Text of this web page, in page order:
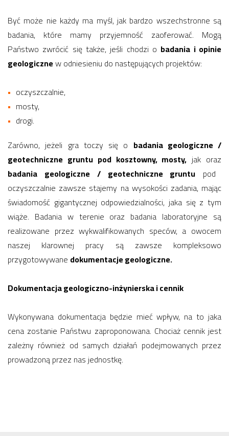
Być może nie każdy ma myśl, jak bardzo wszechstronne są
badania, które mamy przyjemność zaoferować. Mogą
Państwo zwrócić się także, jeśli chodzi o badania i opinie
geologicznew odniesieniu do następujących projektów:
oczyszczalnie,
mosty,
drogi.
Zarówno, jeżeli gra toczy się o badania geologiczne /
geotechniczne gruntu pod kosztowny, mosty, jak oraz
badania geologiczne / geotechniczne gruntu pod
oczyszczalnie zawsze stajemy na wysokości zadania, mając
świadomość gigantycznej odpowiedzialności, jaka się z tym
wiąże. Badania w terenie oraz badania laboratoryjne są
realizowane przez wykwalifikowanych speców, a owocem
naszej klarownej pracy są zawsze kompleksowo
przygotowywane dokumentacje geologiczne.
Dokumentacja geologiczno-inżynierska i cennik
Wykonywana dokumentacja będzie mieć wpływ, na to jaka
cena zostanie Państwu zaproponowana. Chociaż cennik jest
zależny również od samych działań podejmowanych przez
prowadzoną przez nas jednostkę.